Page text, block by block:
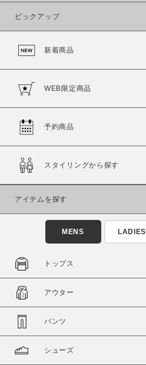
カラー
商品タイプ
通常商品
セール価格
在庫
在庫あり
ピックアップ
新着商品
WEB限定商品
予約商品
スタイリングから探す
アイテムを探す
MENS LADIES
トップス
アウター
パンツ
シューズ